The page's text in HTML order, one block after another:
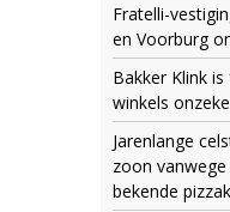
Fratelli-
en Voorburg
Bakker Klink
winkels
Jarenlange
zoon
bekende